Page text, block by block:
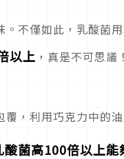
不僅如此，乳酸菌
以上 ，真是不可思議！
，利用巧克力中的
菌高100倍以上能